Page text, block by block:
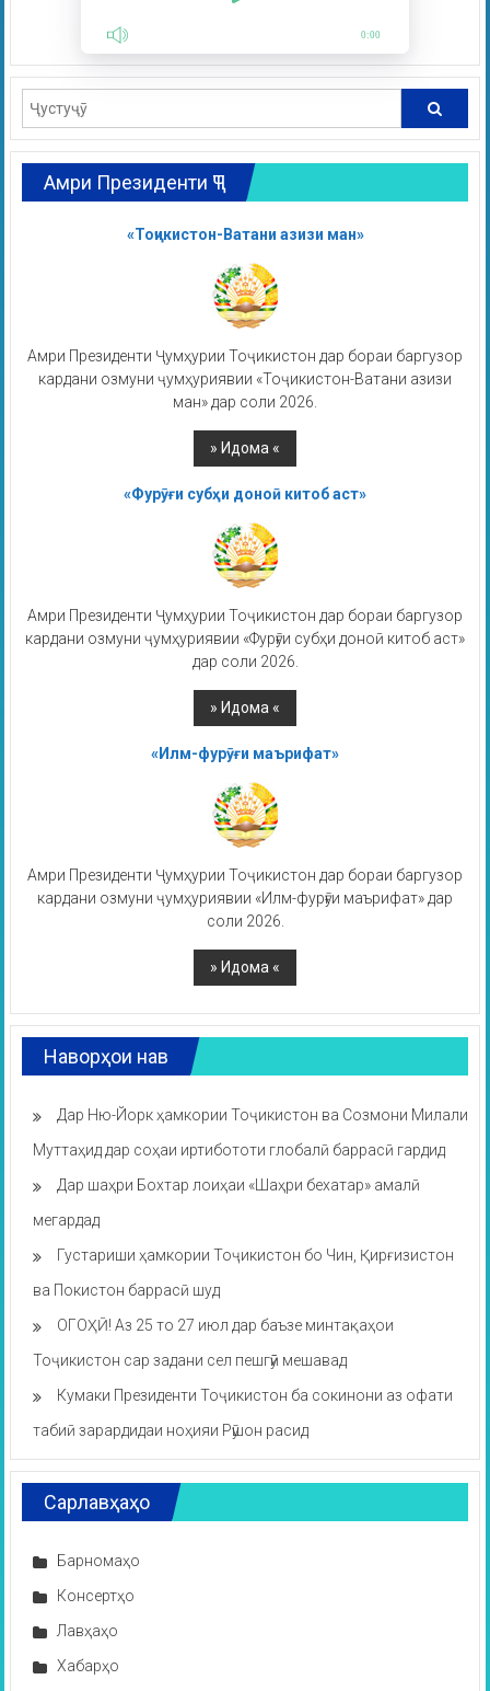
0:00
Амри Президенти ҶТ
«Тоҷикистон-Ватани азизи ман»
Амри Президенти Ҷумҳурии Тоҷикистон дар бораи баргузор
кардани озмуни ҷумҳуриявии «Тоҷикистон-Ватани азизи
ман» дар соли 2026.
«Фурӯғи субҳи доноӣ китоб аст»
Амри Президенти Ҷумҳурии Тоҷикистон дар бораи баргузор
кардани озмуни ҷумҳуриявии «Фурӯғи субҳи доноӣ китоб аст»
дар соли 2026.
«Илм-фурӯғи маърифат»
Амри Президенти Ҷумҳурии Тоҷикистон дар бораи баргузор
кардани озмуни ҷумҳуриявии «Илм-фурӯғи маърифат» дар
соли 2026.
Наворҳои нав
Дар Ню-Йорк ҳамкории Тоҷикистон ва Созмони Милали
Муттаҳид дар соҳаи иртибототи глобалӣ баррасӣ гардид
Дар шаҳри Бохтар лоиҳаи «Шаҳри бехатар» амалӣ
мегардад
Густариши ҳамкории Тоҷикистон бо Чин, Қирғизистон
ва Покистон баррасӣ шуд
ОГОҲӢ! Аз 25 то 27 июл дар баъзе минтақаҳои
Тоҷикистон сар задани сел пешгӯӣ мешавад
Кумаки Президенти Тоҷикистон ба сокинони аз офати
табиӣ зарардидаи ноҳияи Рӯшон расид
Сарлавҳаҳо
Барномаҳо
Консертҳо
Лавҳаҳо
Хабарҳо